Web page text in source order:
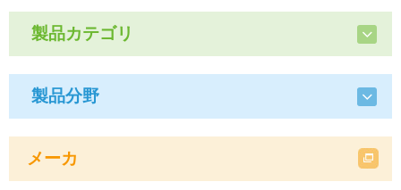
製品カテゴリ
製品分野
メーカ